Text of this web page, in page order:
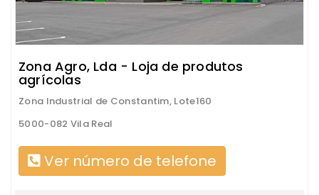
Zona Agro, Lda - Loja de produtos
agrícolas
Zona Industrial de Constantim, Lote160
5000-082 Vila Real
Ver número de telefone